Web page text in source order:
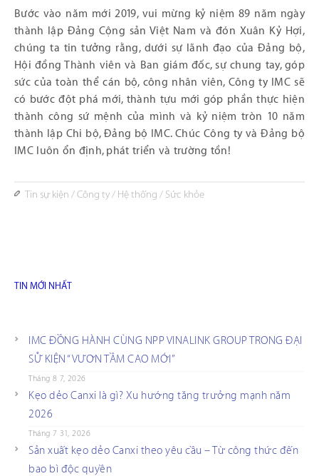
Bước vào năm mới 2019, vui mừng kỷ niệm 89 năm ngày
thành lập Đảng Cộng sản Việt Nam và đón Xuân Kỷ Hợi,
chúng ta tin tưởng rằng, dưới sự lãnh đạo của Đảng bộ,
Hội đồng Thành viên và Ban giám đốc, sự chung tay, góp
sức của toàn thể cán bộ, công nhân viên, Công ty IMC sẽ
có bước đột phá mới, thành tựu mới góp phần thực hiện
thành công sứ mệnh của mình và kỷ niệm tròn 10 năm
thành lập Chi bộ, Đảng bộ IMC. Chúc Công ty và Đảng bộ
IMC luôn ổn định, phát triển và trường tồn!
Tin sự kiện /Công ty/ Hệ thống / Sức khỏe
TIN MỚI NHẤT
IMC ĐỒNG HÀNH CÙNG NPP VINALINK GROUP TRONG ĐẠI
SỰ KIỆN “VƯƠN TẦM CAO MỚI”
Tháng 8 7, 2026
Kẹo dẻo Canxi là gì? Xu hướng tăng trưởng mạnh năm
2026
Tháng 7 31, 2026
Sản xuất kẹo dẻo Canxi theo yêu cầu – Từ công thức đến
bao bì độc quyền